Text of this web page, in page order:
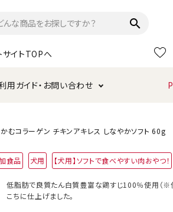
search
イトTOPへ
ケア用品 トイレ
ケージ キャリ
ー・消臭剤 猫砂
ッグ おもちゃ
特集 ペティ
用ガイド・お問い合わせ
について お支払
むコラーゲン チキンアキレス しなやかソフト 60g
食品 犬用 【犬用】ソフトで食べやすい肉おやつ！
低脂肪で良質たん白質豊富な鶏すじ100％使用（※
こちに仕上げました。